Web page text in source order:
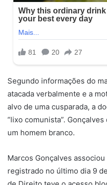
Segundo informações do
atacada verbalmente e a
alvo de uma cusparada, a
“lixo comunista”.
um homem branco.
Marcos Gonçalves
registrado no último dia 9